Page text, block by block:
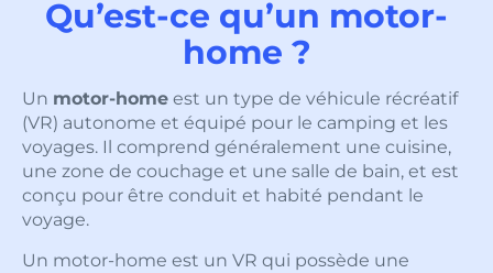
Qu’est-ce qu’un motor-
home ?
Un motor-home est un type de véhicule récréatif
(VR) autonome et équipé pour le camping et les
voyages. Il comprend généralement une cuisine,
une zone de couchage et une salle de bain, et est
conçu pour être conduit et habité pendant le
voyage.
Un motor-home est un VR qui possède une